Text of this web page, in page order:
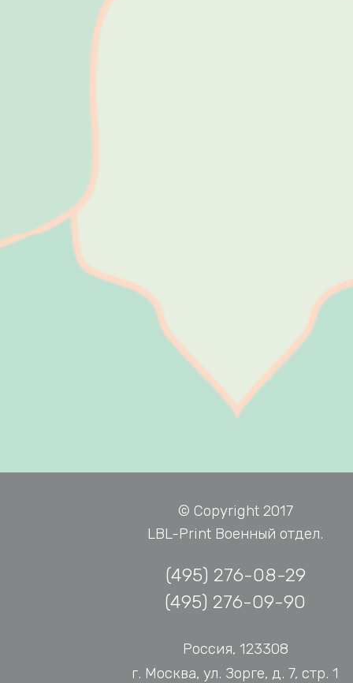
© Copyright 2017
LBL-Print Военный отдел.
(495) 276-08-29
(495) 276-09-90
Россия, 123308
г. Москва, ул. Зорге, д. 7, стр. 1